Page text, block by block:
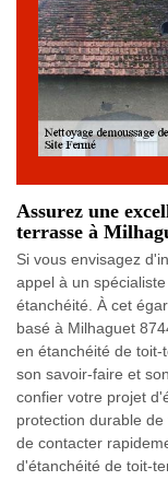
Assurez une
terrasse à
Si vous envisagez
appel à un
étanchéité. À cet
basé à Milhaguet
en étanchéité de
son savoir-faire et
confier votre projet
protection durable
de contacter
d'étanchéité de toit-